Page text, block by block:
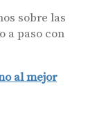
sobre las
a paso con
al mejor